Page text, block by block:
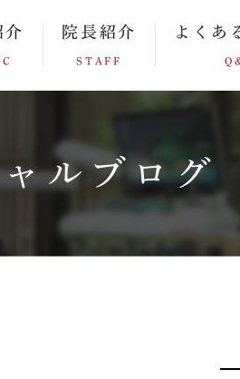
介 院長紹介
STAFF
よくあ
ルブログ